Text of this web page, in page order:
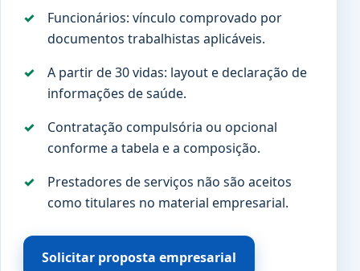
Funcionários: vínculo comprovado por
documentos trabalhistas aplicáveis.
A partir de 30 vidas: layout e declaração de
informações de saúde.
Contratação compulsória ou opcional
conforme a tabela e a composição.
Prestadores de serviços não são aceitos
como titulares no material empresarial.
Solicitar proposta empresarial